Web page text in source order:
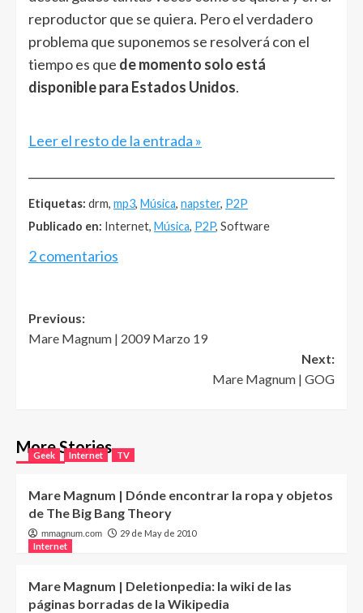
reproductor que se quiera. Pero el verdadero
problema que suponemos se resolverá con el
tiempo es que de momento solo está
disponible para Estados Unidos.
Leer el resto de la entrada »
Etiquetas: drm, mp3, Música, napster, P2P
Publicado en: Internet, Música, P2P, Software
2 comentarios
Post
navigation
Previous:
Mare Magnum | 2009 Marzo 19
Next:
Mare Magnum | GOG
More Stories
Geek Internet TV
Mare Magnum | Dónde encontrar la ropa y objetos
de The Big Bang Theory
mmagnum.com
29 de May de 2010
Internet
Mare Magnum | Deletionpedia: la wiki de las
páginas borradas de la Wikipedia